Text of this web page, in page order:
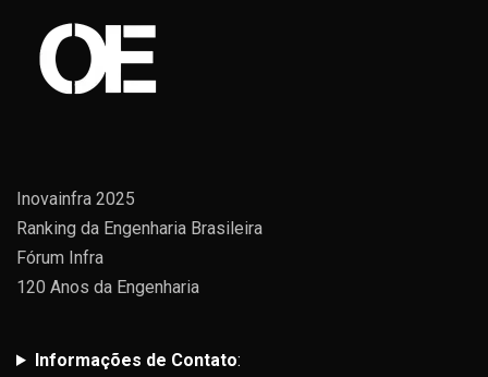
Inovainfra 2025
Ranking da Engenharia Brasileira
Fórum Infra
120 Anos da Engenharia
Informações de Contato: